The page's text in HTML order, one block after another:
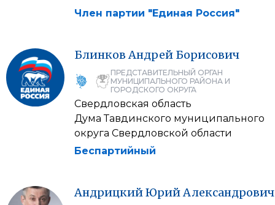
Член партии "Единая Россия"
Блинков Андрей Борисович
ПРЕДСТАВИТЕЛЬНЫЙ ОРГАН
МУНИЦИПАЛЬНОГО РАЙОНА И
ГОРОДСКОГО ОКРУГА
Свердловская область
Дума Тавдинского муниципального
округа Свердловской области
Беспартийный
АндрицкийЮрийАлександрович